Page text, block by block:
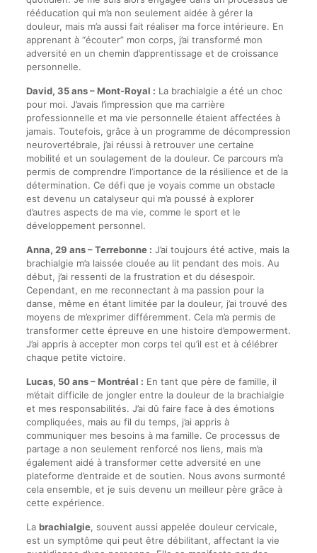
rééducation qui m’a non seulement aidée à gérer la
douleur, mais m’a aussi fait réaliser ma force intérieure. En
apprenant à “écouter” mon corps, j’ai transformé mon
adversité en un chemin d’apprentissage et de croissance
personnelle.
David, 35 ans – Mont-Royal : La brachialgie a été un choc
pour moi. J’avais l’impression que ma carrière
professionnelle et ma vie personnelle étaient affectées à
jamais. Toutefois, grâce à un programme de décompression
neurovertébrale, j’ai réussi à retrouver une certaine
mobilité et un soulagement de la douleur. Ce parcours m’a
permis de comprendre l’importance de la résilience et de la
détermination. Ce défi que je voyais comme un obstacle
est devenu un catalyseur qui m’a poussé à explorer
d’autres aspects de ma vie, comme le sport et le
développement personnel.
Anna, 29 ans – Terrebonne : J’ai toujours été active, mais la
brachialgie m’a laissée clouée au lit pendant des mois. Au
début, j’ai ressenti de la frustration et du désespoir.
Cependant, en me reconnectant à ma passion pour la
danse, même en étant limitée par la douleur, j’ai trouvé des
moyens de m’exprimer différemment. Cela m’a permis de
transformer cette épreuve en une histoire d’empowerment.
J’ai appris à accepter mon corps tel qu’il est et à célébrer
chaque petite victoire.
Lucas, 50 ans – Montréal : En tant que père de famille, il
m’était difficile de jongler entre la douleur de la brachialgie
et mes responsabilités. J’ai dû faire face à des émotions
compliquées, mais au fil du temps, j’ai appris à
communiquer mes besoins à ma famille. Ce processus de
partage a non seulement renforcé nos liens, mais m’a
également aidé à transformer cette adversité en une
plateforme d’entraide et de soutien. Nous avons surmonté
cela ensemble, et je suis devenu un meilleur père grâce à
cette expérience.
La brachialgie, souvent aussi appelée douleur cervicale,
est un symptôme qui peut être débilitant, affectant la vie